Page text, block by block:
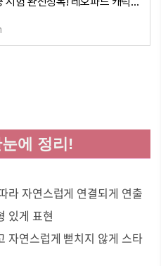
에 정리!
라 자연스럽게 연결되게 연출
있게 표현
자연스럽게 뻗치지 않게 스타